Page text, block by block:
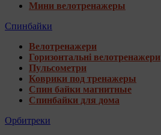
Мини велотренажеры
Спинбайки
Велотренажери
Горизонтальні велотренажери
Пульсометри
Коврики под тренажеры
Спин байки магнитные
Спинбайки для дома
Орбитреки